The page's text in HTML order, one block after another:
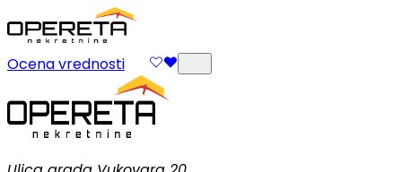
Ocena vrednosti